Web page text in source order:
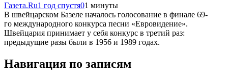
Газета.Ru1 год спустя01 минуты
В швейцарском Базеле началось голосование в финале 69-
го международного конкурса песни «Евровидение».
Швейцария принимает у себя конкурс в третий раз:
предыдущие разы были в 1956 и 1989 годах.
Навигация по записям